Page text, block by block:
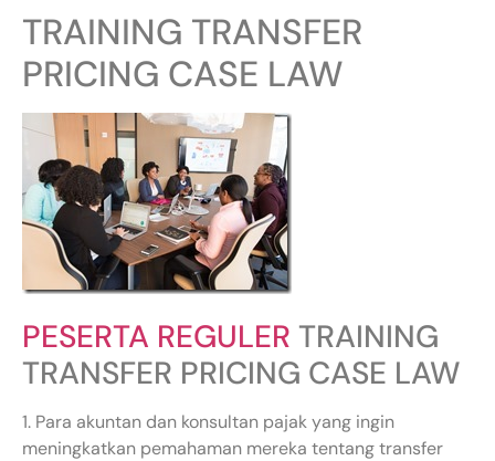
TRAINING TRANSFER
PRICING CASE LAW
PESERTA REGULER TRAINING
TRANSFER PRICING CASE LAW
1. Para akuntan dan konsultan pajak yang ingin
meningkatkan pemahaman mereka tentang transfer